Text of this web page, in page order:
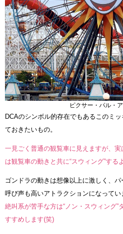
ピクサー・パル・
DCAのシンボル的存在でもあるこのミ
ておきたいもの。
一見ごく普通の観覧車に見えますが、
は観覧車の動きと共に“スウィング”する
ゴンドラの動きは想像以上に激しく、
呼び声も高いアトラクションになってい
絶叫系が苦手な方は“ノン・スウィング
すすめします(笑)